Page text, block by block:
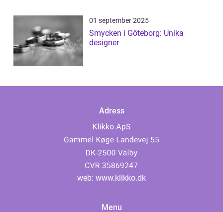
01 september 2025
Smycken i Göteborg: Unika
designer
Adress
web: www.klikko.dk
Menu